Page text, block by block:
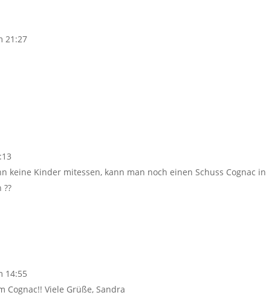
21:27
keine Kinder mitessen, kann man noch einen Schuss Cognac in
14:55
Cognac!! Viele Grüße, Sandra